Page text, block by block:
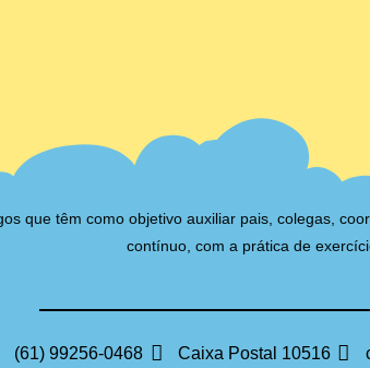
que têm como objetivo auxiliar pais, colegas,
contínuo, com a prática de
(61) 99256-0468 Caixa Postal 10516